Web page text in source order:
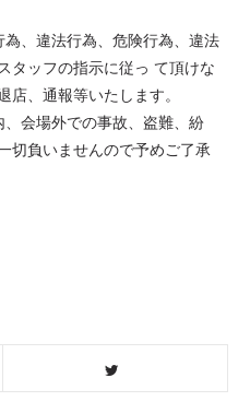
、違法行為、危険行為、違法
タッフの指示に従っ て頂けな
、通報等いたします。
会場外での事故、盗難、紛
切負いませんので予めご了承